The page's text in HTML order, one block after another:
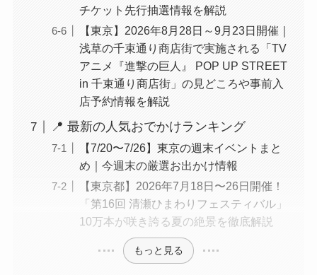
チケット先行抽選情報を解説
【東京】2026年8月28日～9月23日開催｜
浅草の千束通り商店街で実施される「TV
アニメ『進撃の巨人』 POP UP STREET
in 千束通り商店街」の見どころや事前入
店予約情報を解説
📍 最新の人気おでかけランキング
【7/20〜7/26】東京の週末イベントまと
め｜今週末の厳選お出かけ情報
【東京都】2026年7月18日〜26日開催！
「第16回 清瀬ひまわりフェスティバル」
10万本が咲き誇る夏の絶景を徹底解説
もっと見る